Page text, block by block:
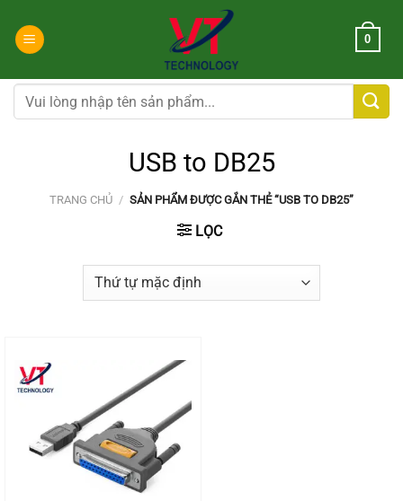
đến
dung
0
Tìm
kiếm:
USB to DB25
TRANG CHỦ / SẢN PHẨM ĐƯỢC GẮN THẺ “USB TO DB25”
LỌC